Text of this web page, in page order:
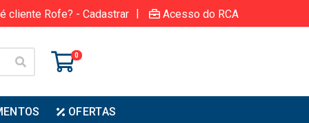
cliente Rofe? - Cadastrar | Acesso do RCA
0
OFERTAS